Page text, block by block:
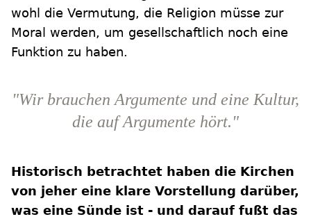
wohl die Vermutung, die Religion müsse zur
Moral werden, um gesellschaftlich noch eine
Funktion zu haben.
"Wir brauchen Argumente und eine Kultur,
die auf Argumente hört."
Historisch betrachtet haben die Kirchen
von jeher eine klare Vorstellung darüber,
was eine Sünde ist - und darauf fußt das